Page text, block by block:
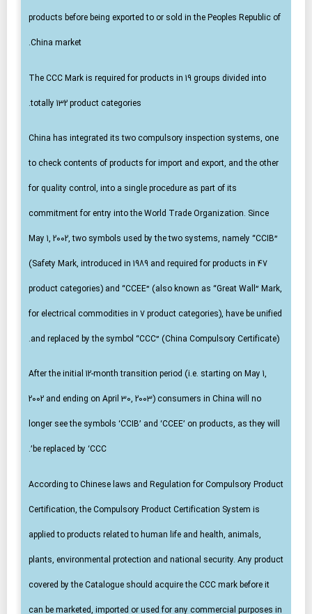
products before being exported to or sold in the Peoples Republic of
China market.
The CCC Mark is required for products in 19 groups divided into
totally 132 product categories.
China has integrated its two compulsory inspection systems, one
to check contents of products for import and export, and the other
for quality control, into a single procedure as part of its
commitment for entry into the World Trade Organization. Since
May 1, 2002, two symbols used by the two systems, namely “CCIB”
(Safety Mark, introduced in 1989 and required for products in 47
product categories) and “CCEE” (also known as “Great Wall” Mark,
for electrical commodities in 7 product categories), have be unified
and replaced by the symbol “CCC” (China Compulsory Certificate).
After the initial 12-month transition period (i.e. starting on May 1,
2002 and ending on April 30, 2003) consumers in China will no
longer see the symbols ‘CCIB’ and ‘CCEE’ on products, as they will
be replaced by ‘CCC’.
According to Chinese laws and Regulation for Compulsory Product
Certification, the Compulsory Product Certification System is
applied to products related to human life and health, animals,
plants, environmental protection and national security. Any product
covered by the Catalogue should acquire the CCC mark before it
can be marketed, imported or used for any commercial purposes in